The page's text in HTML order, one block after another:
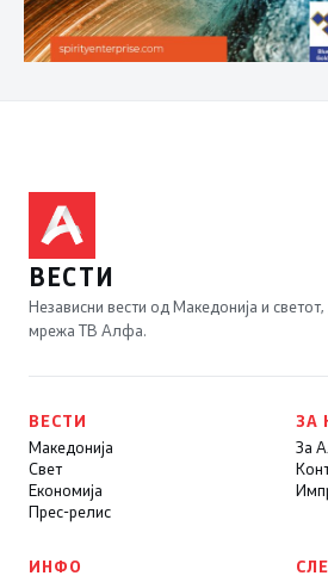
ВЕСТИ
Независни вести од Македонија и
мрежа ТВ Алфа.
ВЕСТИ
Македонија
Свет
Економија
Прес-релис
ЗА
За
ИНФО